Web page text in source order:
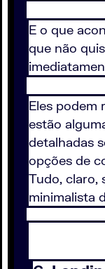
E o que
que não
Eles podem
estão
detalhadas
opções de
Tudo, claro,
minimalista